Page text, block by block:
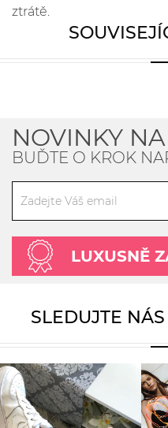
ztrátě.
NOVINKY
BUĎTE O KROK
LUXUSNĚ
SLEDUJTE